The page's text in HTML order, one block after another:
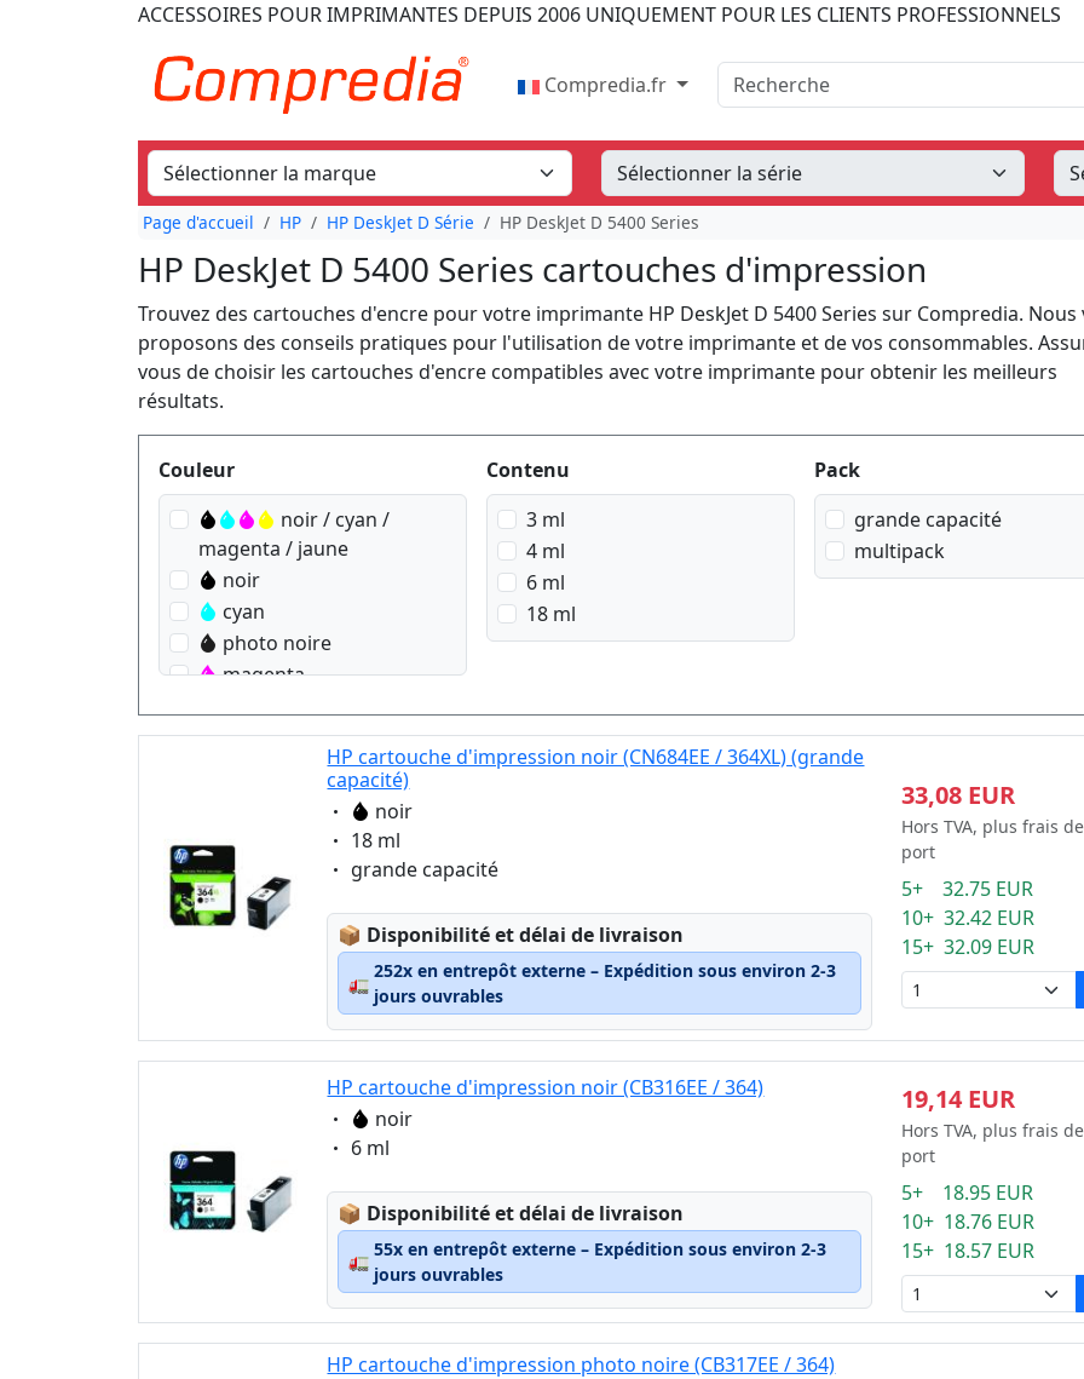
ACCESSOIRES POUR IMPRIMANTES DEPUIS 2006 UNIQUEMENT POUR LES CLIENTS PROFESSIONNELS
Compredia.fr Recherche
Page d'accueil HP HP DeskJet D Série HP DeskJet D 5400 Series
HP DeskJet D 5400 Series cartouches d'impression
Trouvez des cartouches d'encre pour votre imprimante HP DeskJet D 5400 Series sur Compredia. Nous
proposons des conseils pratiques pour l'utilisation de votre imprimante et de vos consommables.
vous de choisir les cartouches d'encre compatibles avec votre imprimante pour obtenir les meilleurs
résultats.
Produktfilter
Couleur
noir / cyan /
magenta / jaune
noir
cyan
photo noire
magenta
Contenu
3 ml
4 ml
6 ml
18 ml
Pack
grande capacité
multipack
HP cartouche d'impression noir (CN684EE / 364XL) (grande
capacité)
Eigenschaft:
noir
Eigenschaft:
18 ml
Eigenschaft:
grande capacité
📦 Lagerstatus:
Disponibilité et délai de livraison
🚛
252x en entrepôt externe – Expédition sous environ 2-3
jours ouvrables
33,08 EUR
Hors TVA, plus frais de
port
5+ 32.75 EUR
10+ 32.42 EUR
15+ 32.09 EUR
HP cartouche d'impression noir (CB316EE / 364)
Eigenschaft:
noir
Eigenschaft:
6 ml
📦 Lagerstatus:
Disponibilité et délai de livraison
🚛
55x en entrepôt externe – Expédition sous environ 2-3
jours ouvrables
19,14 EUR
Hors TVA, plus frais de
port
5+ 18.95 EUR
10+ 18.76 EUR
15+ 18.57 EUR
HP cartouche d'impression photo noire (CB317EE / 364)